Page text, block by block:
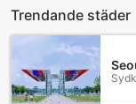
Trendande städer